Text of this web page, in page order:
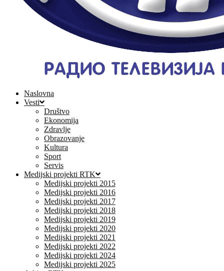
Naslovna
Vesti
Društvo
Ekonomija
Zdravlje
Obrazovanje
Kultura
Sport
Servis
Medijski projekti RTK
Medijski projekti 2015
Medijski projekti 2016
Medijski projekti 2017
Medijski projekti 2018
Medijski projekti 2019
Medijski projekti 2020
Medijski projekti 2021
Medijski projekti 2022
Medijski projekti 2024
Medijski projekti 2025